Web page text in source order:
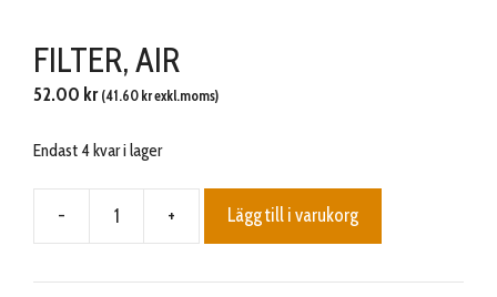
FILTER, AIR
52.00 kr (41.60 krexkl.moms)
Endast 4 kvar i lager
-
FILTER,
mängd
+ Lägg till i varukorg